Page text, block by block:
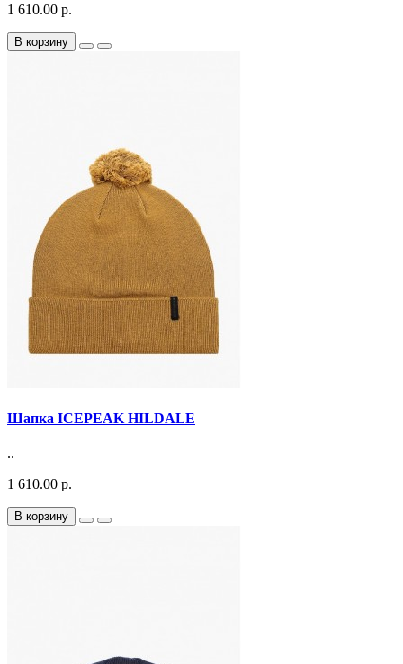
1 610.00 р.
В корзину
Шапка ICEPEAK HILDALE
..
1 610.00 р.
В корзину